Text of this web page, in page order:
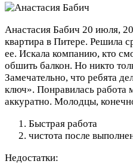
Анастасия Бабич 20 июля,
квартира в Питере. Решила
ее. Искала компанию, кто
обшить балкон. Но никто
Замечательно, что ребята
ключ». Понравилась работа
аккуратно. Молодцы,
Быстрая работа
чистота после
Недостатки: